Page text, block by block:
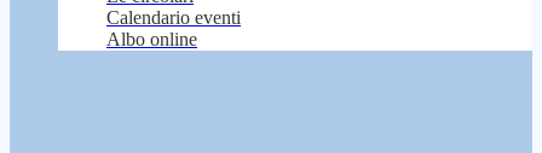
Calendario eventi
Albo online